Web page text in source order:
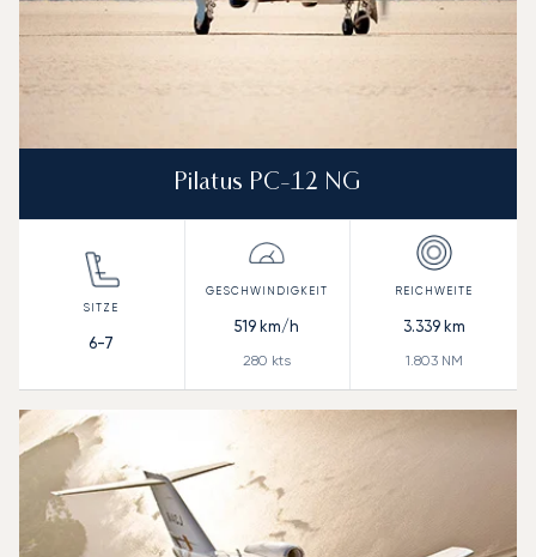
Pilatus PC-12 NG
6-7
519 km/h
280 kts
3.339km
1.803NM